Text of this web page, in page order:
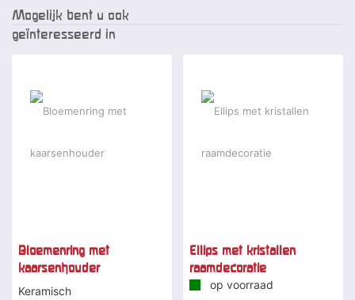
Mogelijk bent u ook
geïnteresseerd in
Bloemenring met
kaarsenhouder
Keramisch
Ellips met kristallen
raamdecoratie
op voorraad